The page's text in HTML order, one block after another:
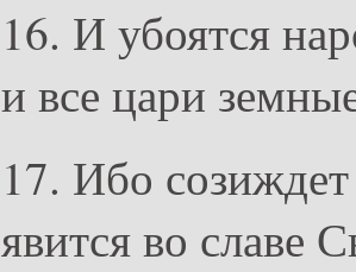
16. И убоятся
и все цари
17. Ибо
явится во славе